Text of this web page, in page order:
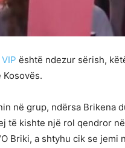
është ndezur sërish,
në grup, ndërsa Brikena
të kishte një rol qendror
Briki, a shtyhu cik se jemi